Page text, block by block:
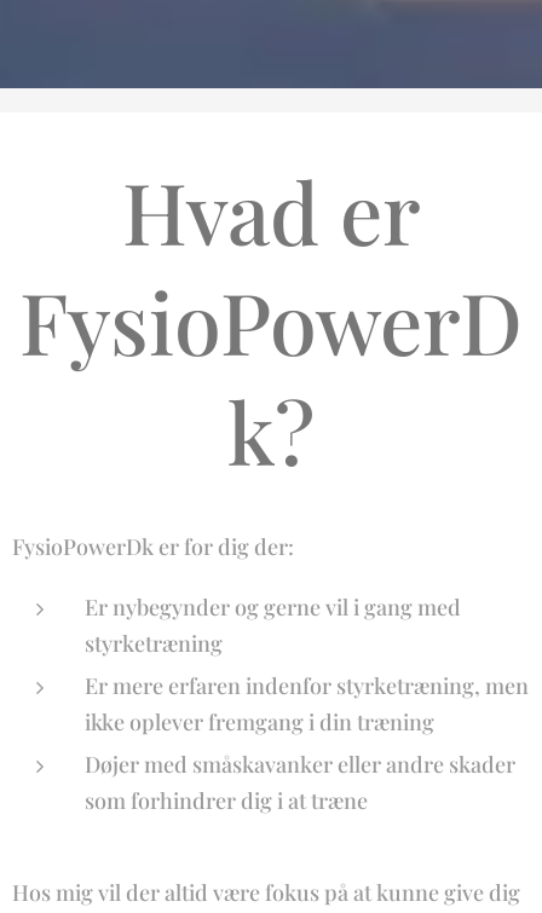
Hvad er
FysioPowerD
k?
FysioPowerDk er for dig der:
Er nybegynder og gerne vil i gang med
styrketræning
Er mere erfaren indenfor styrketræning, men
ikke oplever fremgang i din træning
Døjer med småskavanker eller andre skader
som forhindrer dig i at træne
Hos mig vil der altid være fokus på at kunne give dig